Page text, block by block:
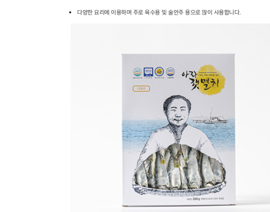
다양한 요리에 이용하며 주로 육수용 및 술안주 용으로 많이 사용합니다.